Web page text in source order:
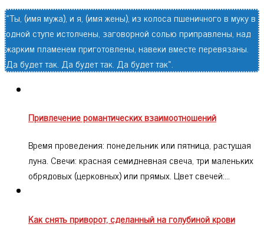
«Ты, (имя мужа), и я, (имя жены), из колоса пшеничного в муку в
одной ступе истолчены, заговорной солью приправлены, над
жарким пламенем приготовлены, навеки вместе перевязаны.
Да будет так. Да будет так. Да будет так».
Привлечение романтических взаимоотношений
Время проведения: понедельник или пятница, растущая
луна. Свечи: красная семидневная свеча, три маленьких
обрядовых (церковных) или прямых. Цвет свечей:…
Как снять приворот, сделанный на голубиной крови